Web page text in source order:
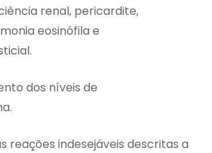
renal, pericardite,
eosinófila e
dos níveis de
reações indesejáveis descritas a